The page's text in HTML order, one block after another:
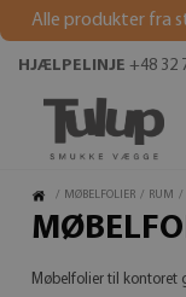
Alle produkter fra
HJÆLPELINJE +48 32
/ MØBELFOLIER / RUM /
Møbelfolier til kontoret